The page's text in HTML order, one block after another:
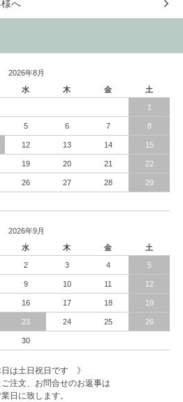
へ
2026年8月
水 木 金 土
1
5 6 7 8
12 13 14 15
19 20 21 22
26 27 28 29
2026年9月
水 木 金 土
2 3 4 5
9 10 11 12
16 17 18 19
23 24 25 26
30
は土日祝日です 》
注文、お問合せのお返事は
日に致します。